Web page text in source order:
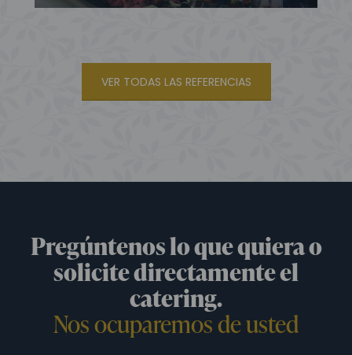
VER TODAS LAS REFERENCIAS
Pregúntenos lo que quiera o
solicite directamente el
catering.
Nos ocuparemos de usted